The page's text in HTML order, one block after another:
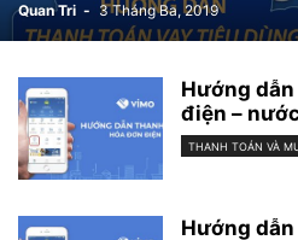
Quan Tri - 3 Tháng Ba, 2019
Hướng
điện –
THANH TOÁN VÀ
Hướng